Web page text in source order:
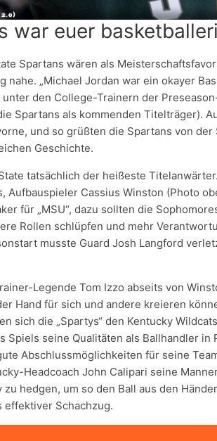
war euer
Spartans wären als
„Michael Jordan war ein okayer
den College-Trainern der
Spartans als kommenden Titelträger).
und so grüßten die Spartans von
Geschichte.
tatsächlich der heißeste
Aufbauspieler Cassius Winston (Photo
für „MSU“, dazu sollten die
Rollen schlüpfen und mehr
musste Guard Josh Langford
Legende Tom Izzo abseits von
Hand für sich und andere kreieren
sich die „Spartys“ den Kentucky
Spiels seine Qualitäten als Ballhandler
Abschlussmöglichkeiten für seine
Headcoach John Calipari seine
hedgen, um so den Ball aus den
effektiver Schachzug.